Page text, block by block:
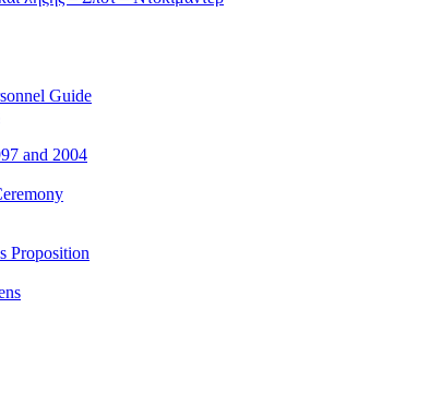
Guide
and 2004
Proposition